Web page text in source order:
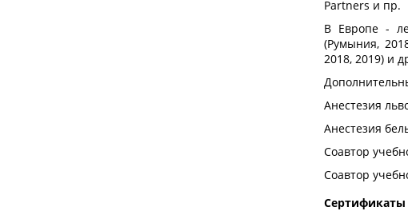
Partners и пр.
В Европе -
(Румыния,
2018, 2019) и
Анестезия
Анестезия
Соавтор
Соавтор
Сертификаты